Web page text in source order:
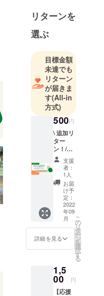
た大学生
チーム。
現在は旅行
が好きな関
西の大学生
11人のメン
バーで活動
しており、
主に取材や
編集デザイ
ンなどの雑
誌制作活動
Instagramで
ホテル情報
の発信など
を行ってい
リターンを
選ぶ
目標金額
未達でも
リターン
が届きま
す(All-in
方式)
500円
\ 追加リ
ター
ン！/
【掲載
ホテル
から選
べるホ
テル宿
泊割引
券or
サービ
ス券
「の
み」プ
ラン】
「既に
頂いた
方の追
加支援
向け」
支援
者：
1人
お届
け予
定：
2022
年09
月
詳細を見る
こ
の
リ
タ
ー
ン
を
選
択
す
る
1,5
00 円
【応援